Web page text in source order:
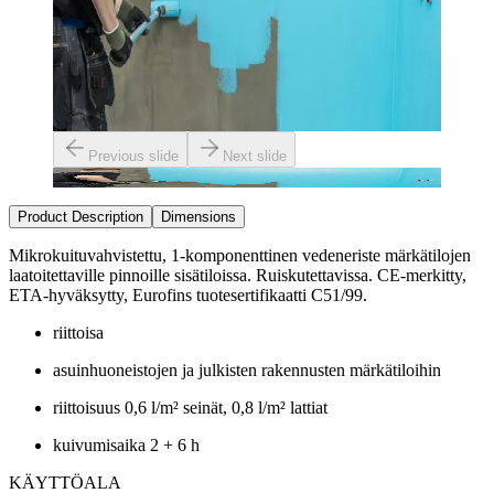
Previous slide Next slide
Product Description Dimensions
Mikrokuituvahvistettu, 1-komponenttinen vedeneriste märkätilojen
laatoitettaville pinnoille sisätiloissa. Ruiskutettavissa. CE-merkitty,
ETA-hyväksytty, Eurofins tuotesertifikaatti C51/99.
riittoisa
asuinhuoneistojen ja julkisten rakennusten märkätiloihin
riittoisuus 0,6 l/m² seinät, 0,8 l/m² lattiat
kuivumisaika 2 + 6 h
KÄYTTÖALA